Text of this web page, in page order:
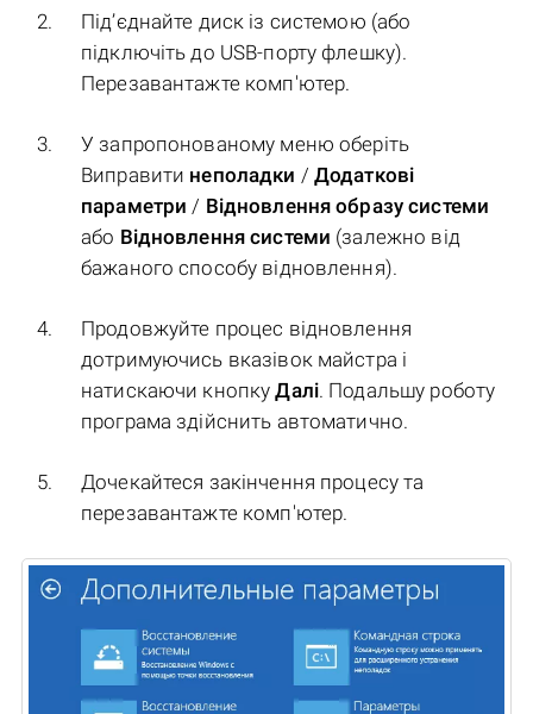
Під’єднайте диск із системою (або
підключіть до USB-порту флешку).
Перезавантажте комп'ютер.
У запропонованому меню оберіть
Виправити неполадки / Додаткові
параметри / Відновлення образу системи
або Відновлення системи (залежно від
бажаного способу відновлення).
Продовжуйте процес відновлення
дотримуючись вказівок майстра і
натискаючи кнопкуДалі. Подальшу роботу
програма здійснить автоматично.
Дочекайтеся закінчення процесу та
перезавантажте комп'ютер.